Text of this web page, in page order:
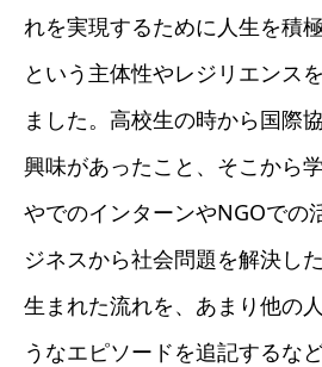
れを実現するために人生を積
という主体性やレジリエンス
ました。高校生の時から国際
興味があったこと、そこから
やでのインターンやNGOでの
ジネスから社会問題を解決し
生まれた流れを、あまり他の
うなエピソードを追記するな